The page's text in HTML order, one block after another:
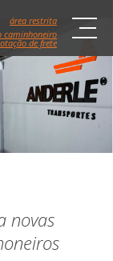
caminhoneiro
de frete
área restrita
novas